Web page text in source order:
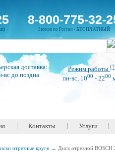
8-800-775-32-
Звонок по России - БЕСПЛАТНЫЙ
доставка:
вс до поздна
Режим работы
пн-вс, 1000 - 2200
Контакты Услуги
отрезные круги → Диск отрезной